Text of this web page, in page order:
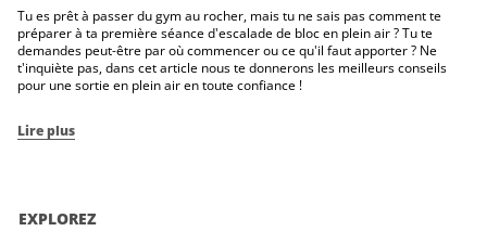
Tu es prêt à passer du gym au rocher, mais tu ne sais pas comment te
préparer à ta première séance d'escalade de bloc en plein air ? Tu te
demandes peut-être par où commencer ou ce qu'il faut apporter ? Ne
t'inquiète pas, dans cet article nous te donnerons les meilleurs conseils
pour une sortie en plein air en toute confiance !
Lire plus
EXPLOREZ